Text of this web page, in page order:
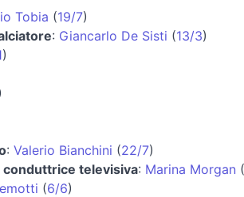
Tobia (19/7)
: Giancarlo De Sisti (13/3)
)
: Valerio Bianchini (22/7)
televisiva: Marina Morgan (
(6/6)